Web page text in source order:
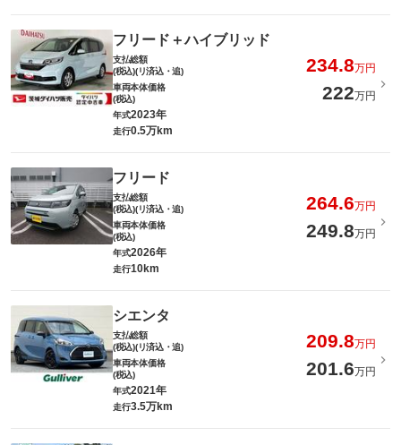
フリード＋ハイブリッド
支払総額
(税込)(リ済込・追)
234.8万円
車両本体価格
(税込)
222万円
年式2023年
走行0.5万km
フリード
支払総額
(税込)(リ済込・追)
264.6万円
車両本体価格
(税込)
249.8万円
年式2026年
走行10km
シエンタ
支払総額
(税込)(リ済込・追)
209.8万円
車両本体価格
(税込)
201.6万円
年式2021年
走行3.5万km